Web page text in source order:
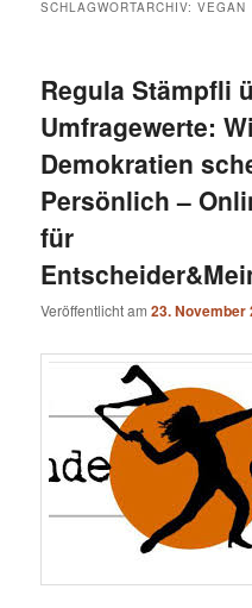
SCHLAGWORTARCHIV:VEGAN
Regula Stämpfli
Umfragewerte:
Demokratien
Persönlich –
für
Veröffentlicht am23. November